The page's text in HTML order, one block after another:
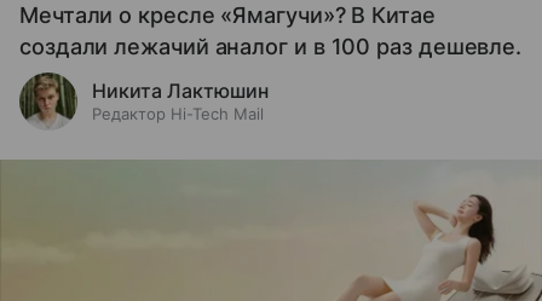
Мечтали о кресле «Ямагучи»? В Китае
создали лежачий аналог и в 100 раз дешевле.
Никита Лактюшин
Редактор Hi-Tech Mail